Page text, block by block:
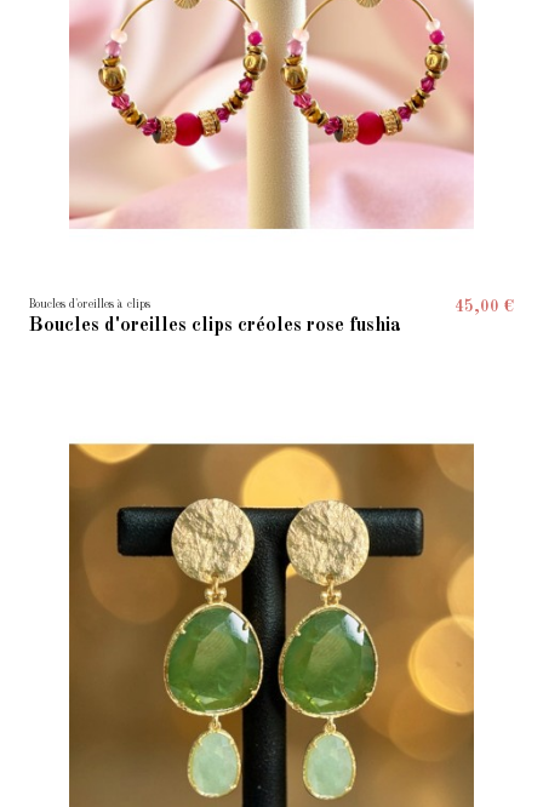
Boucles d'oreilles à clips
Boucles d'oreilles clips créoles rose fushia
45,00 €